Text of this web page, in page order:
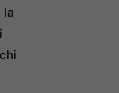
la